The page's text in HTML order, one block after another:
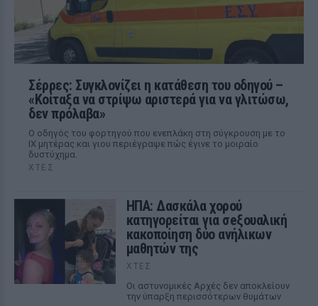
Σέρρες: Συγκλονίζει η κατάθεση του οδηγού –
«Κοίταξα να στρίψω αριστερά για να γλιτώσω,
δεν πρόλαβα»
Ο οδηγός του φορτηγού που ενεπλάκη στη σύγκρουση με το
ΙΧ μητέρας και γιου περιέγραψε πώς έγινε το μοιραίο
δυστύχημα.
ΧΤΕΣ
ΗΠΑ: Δασκάλα χορού
κατηγορείται για σeξουαλική
κακοποίηση δύο ανήλικων
μαθητών της
ΧΤΕΣ
Οι αστυνομικές Αρχές δεν αποκλείουν
την ύπαρξη περισσότερων θυμάτων